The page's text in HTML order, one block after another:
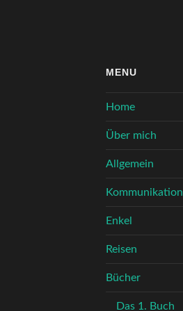
MENU
Home
Über mich
Allgemein
Kommunikation
Enkel
Reisen
Bücher
Das 1. Buch